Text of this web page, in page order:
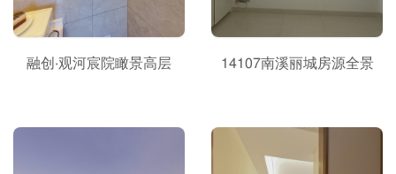
融创·观河宸院瞰景高层 14107南溪丽城房源全景